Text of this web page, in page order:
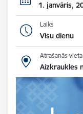
1. janvāris,
Laiks
Visu dienu
Atrašanās vieta
Aizkraukles